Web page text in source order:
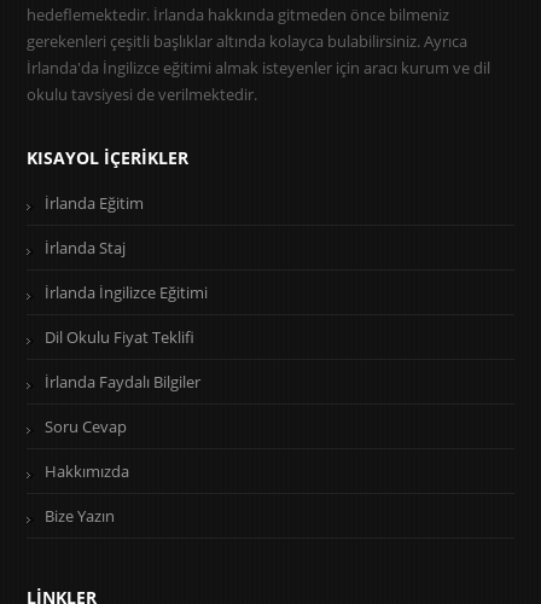
hedeflemektedir. İrlanda hakkında gitmeden önce bilmeniz
gerekenleri çeşitli başlıklar altında kolayca bulabilirsiniz. Ayrıca
İrlanda'da İngilizce eğitimi almak isteyenler için aracı kurum ve dil
okulu tavsiyesi de verilmektedir.
KISAYOL İÇERIKLER
İrlanda Eğitim
İrlanda Staj
İrlanda İngilizce Eğitimi
Dil Okulu Fiyat Teklifi
İrlanda Faydalı Bilgiler
Soru Cevap
Hakkımızda
Bize Yazın
LINKLER